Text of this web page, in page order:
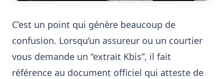
C’est un point qui génère beaucoup de
confusion. Lorsqu’un assureur ou un courtier
vous demande un “extrait Kbis”, il fait
référence au document officiel qui atteste de